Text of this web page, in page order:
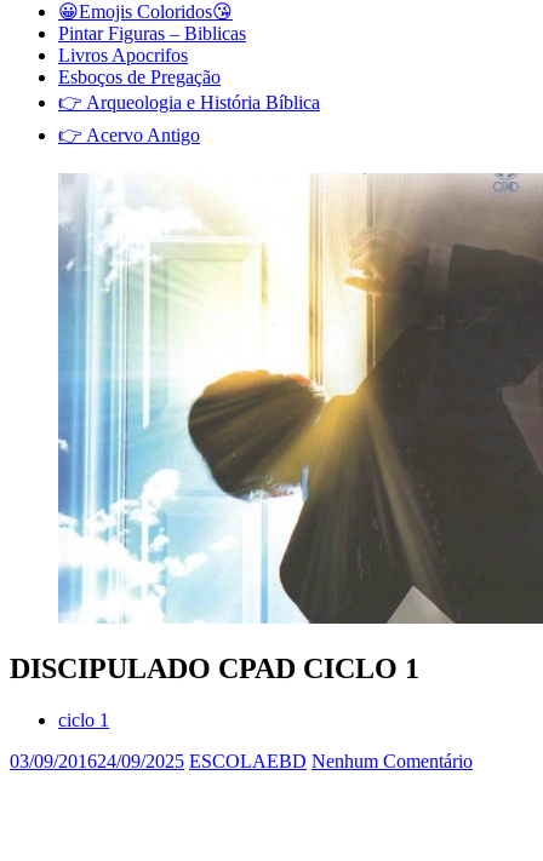
😀Emojis Coloridos😘
Pintar Figuras – Biblicas
Livros Apocrifos
Esboços de Pregação
👉 Arqueologia e História Bíblica
👉 Acervo Antigo
DISCIPULADO CPAD CICLO 1
ciclo 1
03/09/201624/09/2025 ESCOLAEBD Nenhum Comentário